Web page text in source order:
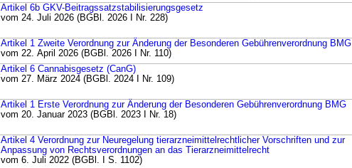
Artikel 6b GKV-Beitragssatzstabilisierungsgesetz
vom 24. Juli 2026 (BGBl. 2026 I Nr. 228)
Artikel 1 Zweite Verordnung zur Änderung der Besonderen Gebührenverordnung BMG
vom 22. April 2026 (BGBl. 2026 I Nr. 110)
Artikel 6 Cannabisgesetz (CanG)
vom 27. März 2024 (BGBl. 2024 I Nr. 109)
Artikel 1 Erste Verordnung zur Änderung der Besonderen Gebührenverordnung BMG
vom 20. Januar 2023 (BGBl. 2023 I Nr. 18)
Artikel 4 Verordnung zur Neuregelung tierarzneimittelrechtlicher Vorschriften und zur
Anpassung von Rechtsverordnungen an das Tierarzneimittelrecht
vom 6. Juli 2022 (BGBl. I S. 1102)